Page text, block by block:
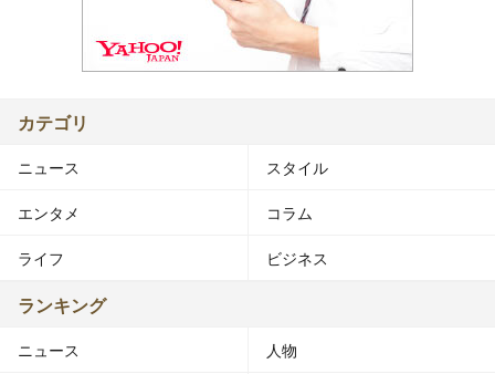
カテゴリ
ニュース スタイル
エンタメ コラム
ライフ ビジネス
ランキング
ニュース 人物